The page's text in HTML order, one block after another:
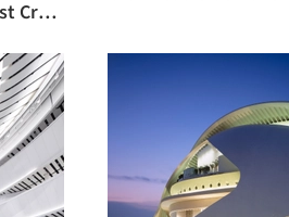
La Escuela de Ópera Kunqu en West Creek Village / China Architecture Design Group Land-based Rationalism D.R.C